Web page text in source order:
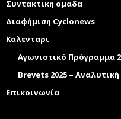
Συντακτικη ομαδα
Διαφήμιση Cyclonews
Καλενταρι
Αγωνιστικό Πρόγραμμα
Brevets 2025 –
Επικοινωνία